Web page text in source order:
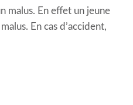
malus. En effet un jeune
En cas d’accident,